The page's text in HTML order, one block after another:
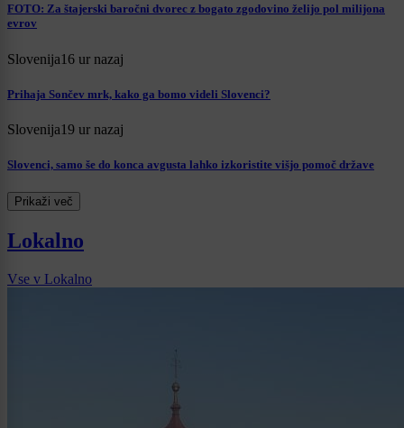
FOTO: Za štajerski baročni dvorec z bogato zgodovino želijo pol milijona
evrov
Slovenija16 ur nazaj
Prihaja Sončev mrk, kako ga bomo videli Slovenci?
Slovenija19 ur nazaj
Slovenci, samo še do konca avgusta lahko izkoristite višjo pomoč države
Prikaži več
Lokalno
Vse v Lokalno